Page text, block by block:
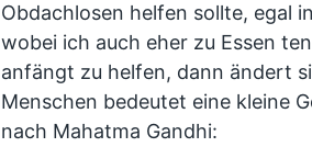
Obdachlosen helfen sollte, egal
wobei ich auch eher zu Essen
anfängt zu helfen, dann ändert
Menschen bedeutet eine kleine
nach Mahatma Gandhi: